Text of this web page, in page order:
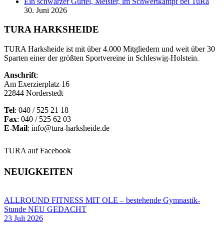
30. Juni 2026
TURA HARKSHEIDE
TURA Harksheide ist mit über 4.000 Mitgliedern und weit über 30
Sparten einer der größten Sportvereine in Schleswig-Holstein.
Anschrift:
Am Exerzierplatz 16
22844 Norderstedt
Tel: 040 / 525 21 18
Fax: 040 / 525 62 03
E-Mail: info@tura-harksheide.de
TURA auf Facebook
NEUIGKEITEN
ALLROUND FITNESS MIT OLE – bestehende Gymnastik-
Stunde NEU GEDACHT
23 Juli 2026